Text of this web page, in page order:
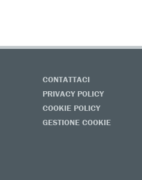
CONTATTACI
PRIVACY POLICY
COOKIE POLICY
GESTIONE COOKIE